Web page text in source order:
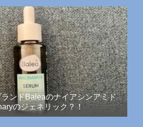
ンドBaleaのナイアシンアミド
のジェネリック？！